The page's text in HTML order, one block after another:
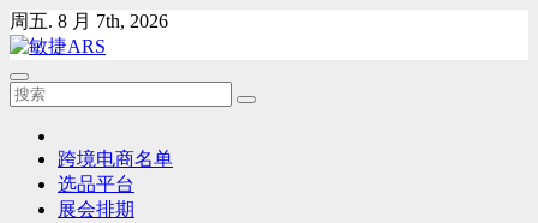
Skip
to
content
周五. 8 月 7th, 2026
跨境电商名单
选品平台
展会排期